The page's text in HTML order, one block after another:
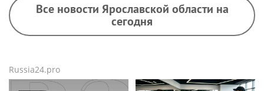
Все новости Ярославской области на
сегодня
Russia24.pro